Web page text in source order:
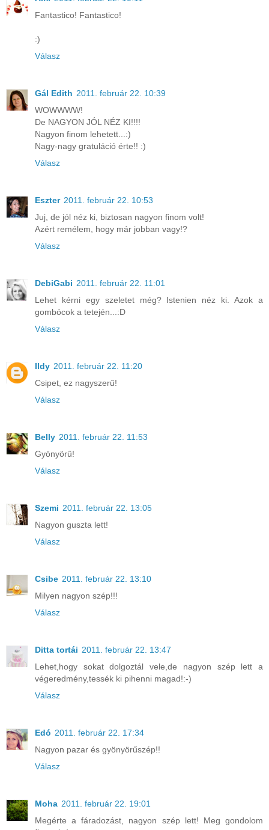
Fantastico! Fantastico!
:)
Válasz
Gál Edith 2011. február 22. 10:39
WOWWWW!
De NAGYON JÓL NÉZ KI!!!!
Nagyon finom lehetett...:)
Nagy-nagy gratuláció érte!! :)
Válasz
Eszter 2011. február 22. 10:53
Juj, de jól néz ki, biztosan nagyon finom volt!
Azért remélem, hogy már jobban vagy!?
Válasz
DebiGabi 2011. február 22. 11:01
Lehet kérni egy szeletet még? Istenien néz ki. Azok a
gombócok a tetején...:D
Válasz
Ildy 2011. február 22. 11:20
Csipet, ez nagyszerű!
Válasz
Belly 2011. február 22. 11:53
Gyönyörű!
Válasz
Szemi 2011. február 22. 13:05
Nagyon guszta lett!
Válasz
Csibe 2011. február 22. 13:10
Milyen nagyon szép!!!
Válasz
Ditta tortái 2011. február 22. 13:47
Lehet,hogy sokat dolgoztál vele,de nagyon szép lett a
végeredmény,tessék ki pihenni magad!:-)
Válasz
Edó 2011. február 22. 17:34
Nagyon pazar és gyönyörűszép!!
Válasz
Moha 2011. február 22. 19:01
Megérte a fáradozást, nagyon szép lett! Meg gondolom